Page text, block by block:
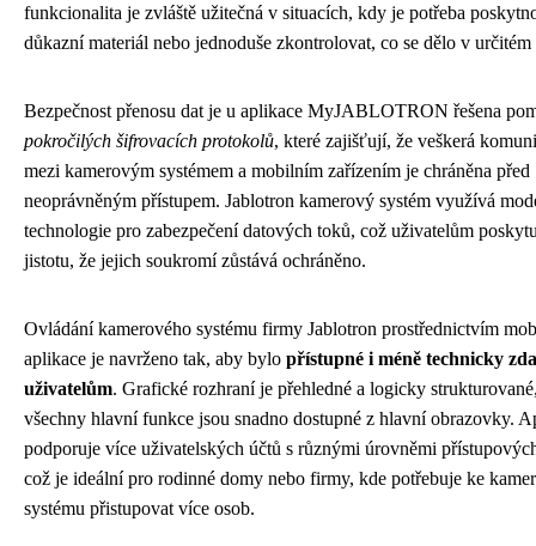
funkcionalita je zvláště užitečná v situacích, kdy je potřeba
důkazní materiál nebo jednoduše zkontrolovat, co se dělo v určitém
Bezpečnost přenosu dat je u aplikace MyJABLOTRON řešena
pokročilých šifrovacích protokolů, které zajišťují, že veškerá
mezi kamerovým systémem a mobilním zařízením je chráněna před
neoprávněným přístupem. Jablotron kamerový systém využívá
technologie pro zabezpečení datových toků, což uživatelům
jistotu, že jejich soukromí zůstává ochráněno.
Ovládání kamerového systému firmy Jablotron prostřednictvím
aplikace je navrženo tak, aby bylo přístupné i méně technicky
uživatelům. Grafické rozhraní je přehledné a logicky
všechny hlavní funkce jsou snadno dostupné z hlavní obrazovky.
podporuje více uživatelských účtů s různými úrovněmi
což je ideální pro rodinné domy nebo firmy, kde potřebuje ke
systému přistupovat více osob.